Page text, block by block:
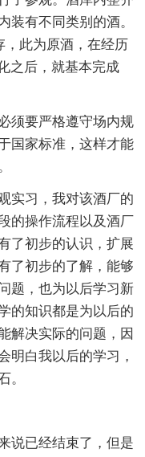
装有不同类别的酒。
此为原酒，在经历
之后，就基本完成
须要严格遵守场内规
国家标准，这样才能
实习，我对该酒厂的
的操作流程以及酒厂
了初步的认识，扩展
了初步的了解，能够
题，也为以后学习新
的知识都是为以后的
解决实际的问题，因
明白我以后的学习，
。
说已经结束了，但是